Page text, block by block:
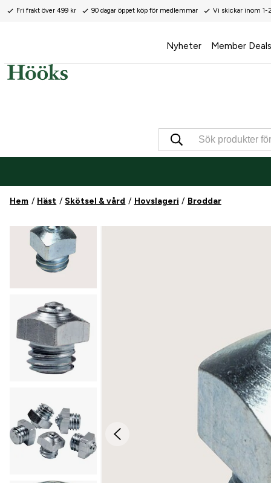
Fri frakt över 499 kr 90 dagar öppet köp för medlemmar Vi skickar inom 1-
Nyheter Member Deals
Hem Häst Skötsel & vård Hovslageri Broddar